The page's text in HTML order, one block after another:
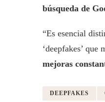
búsqueda de
“Es esencial
‘deepfakes’
mejoras
DEEPFAKES